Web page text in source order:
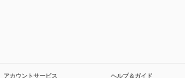
アカウントサービス
ヘルプ＆ガイド